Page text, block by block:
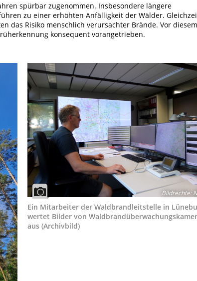
spürbar zugenommen. Insbesondere längere
zu einer erhöhten Anfälligkeit der Wälder.
das Risiko menschlich verursachter Brände. Vor diesem
konsequent vorangetrieben.
Bildrechte:
Ein Mitarbeiter der Waldbrandleitstelle in
wertet Bilder von
aus (Archivbild)